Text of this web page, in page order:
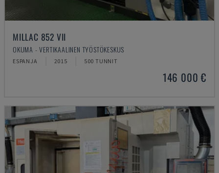
MILLAC 852 VII
OKUMA - VERTIKAALINEN TYÖSTÖKESKUS
ESPANJA 2015 500 TUNNIT
146 000 €